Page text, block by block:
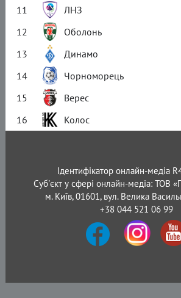
11
ЛНЗ
12
Оболонь
13
Динамо
14
Чорноморець
15
Верес
16
Колос
Ідентифікатор онлайн-медіа
Суб'єкт у сфері онлайн-медіа: ТОВ
м. Київ, 01601, вул. Велика
+38 044 521 06 99